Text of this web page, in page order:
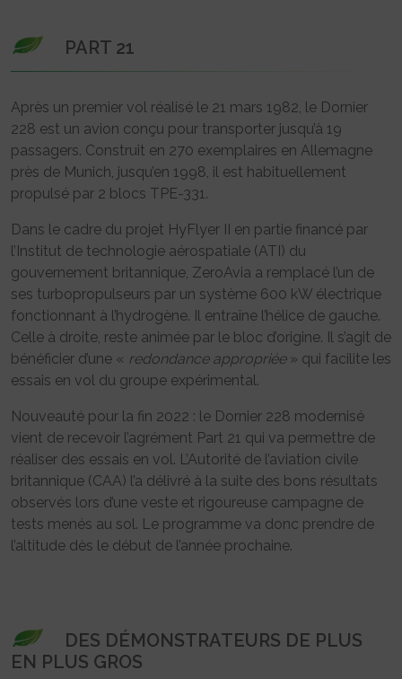
PART 21
Après un premier vol réalisé le 21 mars 1982, le Dornier
228 est un avion conçu pour transporter jusqu’à 19
passagers. Construit en 270 exemplaires en Allemagne
près de Munich, jusqu’en 1998, il est habituellement
propulsé par 2 blocs TPE-331.
Dans le cadre du projet HyFlyer II en partie financé par
l’Institut de technologie aérospatiale (ATI) du
gouvernement britannique, ZeroAvia a remplacé l’un de
ses turbopropulseurs par un système 600 kW électrique
fonctionnant à l’hydrogène. Il entraîne l’hélice de gauche.
Celle à droite, reste animée par le bloc d’origine. Il s’agit de
bénéficier d’une « redondance appropriée» qui facilite les
essais en vol du groupe expérimental.
Nouveauté pour la fin 2022 : le Dornier 228 modernisé
vient de recevoir l’agrément Part 21 qui va permettre de
réaliser des essais en vol. L’Autorité de l’aviation civile
britannique (CAA) l’a délivré à la suite des bons résultats
observés lors d’une veste et rigoureuse campagne de
tests menés au sol. Le programme va donc prendre de
l’altitude dès le début de l’année prochaine.
DES DÉMONSTRATEURS DE PLUS
EN PLUS GROS